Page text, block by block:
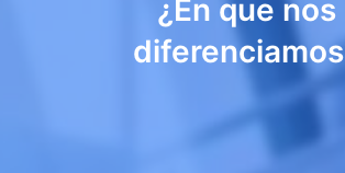
¿En que nos